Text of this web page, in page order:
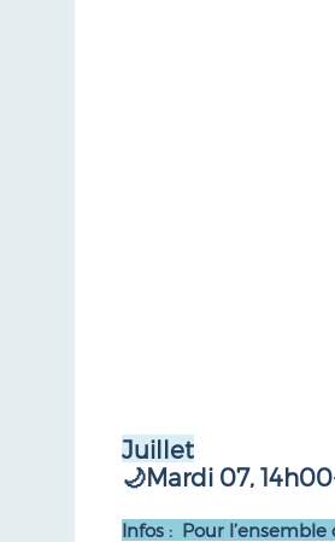
Juillet
🌙Mardi 07,
Infos : Pour l’ensemble